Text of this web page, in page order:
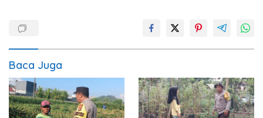
Baca Juga